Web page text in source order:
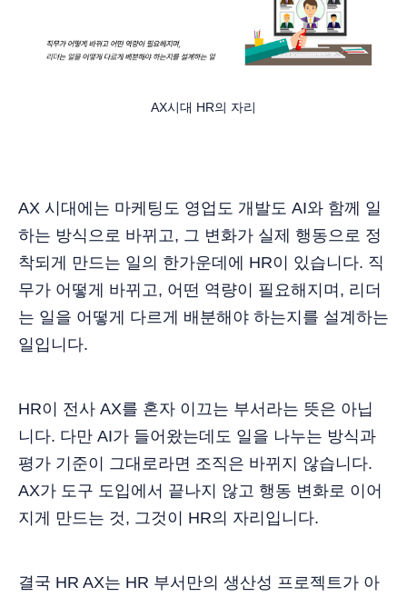
AX시대 HR의 자리
AX 시대에는 마케팅도 영업도 개발도 AI와 함께 일
하는 방식으로 바뀌고, 그 변화가 실제 행동으로 정
착되게 만드는 일의 한가운데에 HR이 있습니다. 직
무가 어떻게 바뀌고, 어떤 역량이 필요해지며, 리더
는 일을 어떻게 다르게 배분해야 하는지를 설계하는
일입니다.
HR이 전사 AX를 혼자 이끄는 부서라는 뜻은 아닙
니다. 다만 AI가 들어왔는데도 일을 나누는 방식과
평가 기준이 그대로라면 조직은 바뀌지 않습니다.
AX가 도구 도입에서 끝나지 않고 행동 변화로 이어
지게 만드는 것, 그것이 HR의 자리입니다.
결국 HR AX는 HR 부서만의 생산성 프로젝트가 아